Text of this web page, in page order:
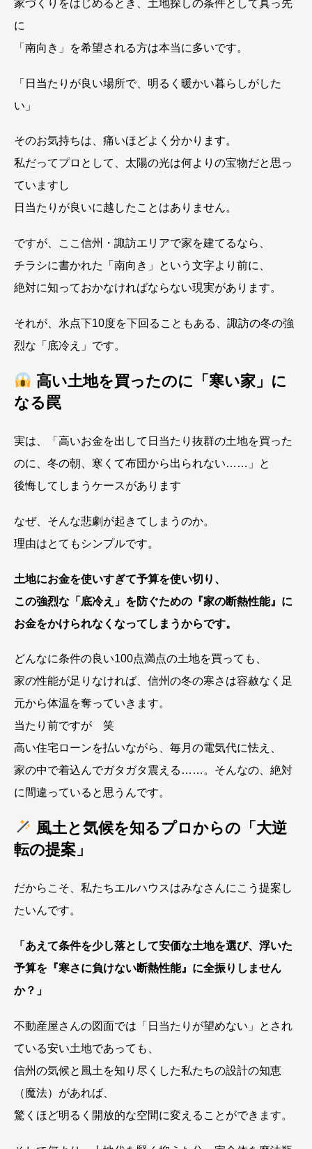
家づくりをはじめるとき、土地探しの条件として真っ先
に
「南向き」を希望される方は本当に多いです。
「日当たりが良い場所で、明るく暖かい暮らしがした
い」
そのお気持ちは、痛いほどよく分かります。
私だってプロとして、太陽の光は何よりの宝物だと思っ
ていますし
日当たりが良いに越したことはありません。
ですが、ここ信州・諏訪エリアで家を建てるなら、
チラシに書かれた「南向き」という文字より前に、
絶対に知っておかなければならない現実があります。
それが、氷点下10度を下回ることもある、諏訪の冬の強
烈な「底冷え」です。
高い土地を買ったのに「寒い家」に
なる罠
実は、「高いお金を出して日当たり抜群の土地を買った
のに、冬の朝、寒くて布団から出られない……」と
後悔してしまうケースがあります
なぜ、そんな悲劇が起きてしまうのか。
理由はとてもシンプルです。
土地にお金を使いすぎて予算を使い切り、
この強烈な「底冷え」を防ぐための『家の断熱性能』に
お金をかけられなくなってしまうからです。
どんなに条件の良い100点満点の土地を買っても、
家の性能が足りなければ、信州の冬の寒さは容赦なく足
元から体温を奪っていきます。
当たり前ですが 笑
高い住宅ローンを払いながら、毎月の電気代に怯え、
家の中で着込んでガタガタ震える……。そんなの、絶対
に間違っていると思うんです。
風土と気候を知るプロからの「大逆
転の提案」
だからこそ、私たちエルハウスはみなさんにこう提案し
たいんです。
「あえて条件を少し落として安価な土地を選び、浮いた
予算を『寒さに負けない断熱性能』に全振りしません
か？」
不動産屋さんの図面では「日当たりが望めない」とされ
ている安い土地であっても、
信州の気候と風土を知り尽くした私たちの設計の知恵
（魔法）があれば、
驚くほど明るく開放的な空間に変えることができます。